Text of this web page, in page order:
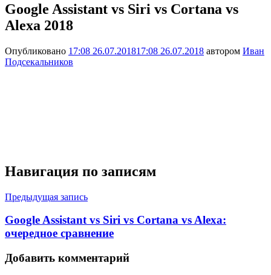
Google Assistant vs Siri vs Cortana vs
Alexa 2018
Опубликовано 17:08 26.07.201817:08 26.07.2018 автором Иван
Подсекальников
Навигация по записям
Предыдущая запись
Google Assistant vs Siri vs Cortana vs Alexa:
очередное сравнение
Добавить комментарий